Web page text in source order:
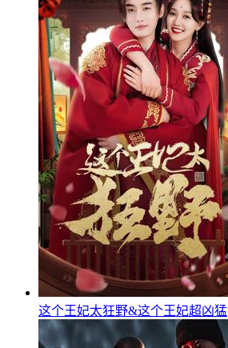
这个王妃太狂野&这个王妃超凶猛